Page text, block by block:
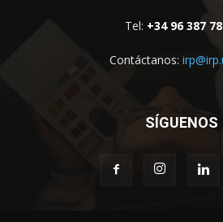
Tel: +34 96 387
Contáctanos:
SÍGUENOS